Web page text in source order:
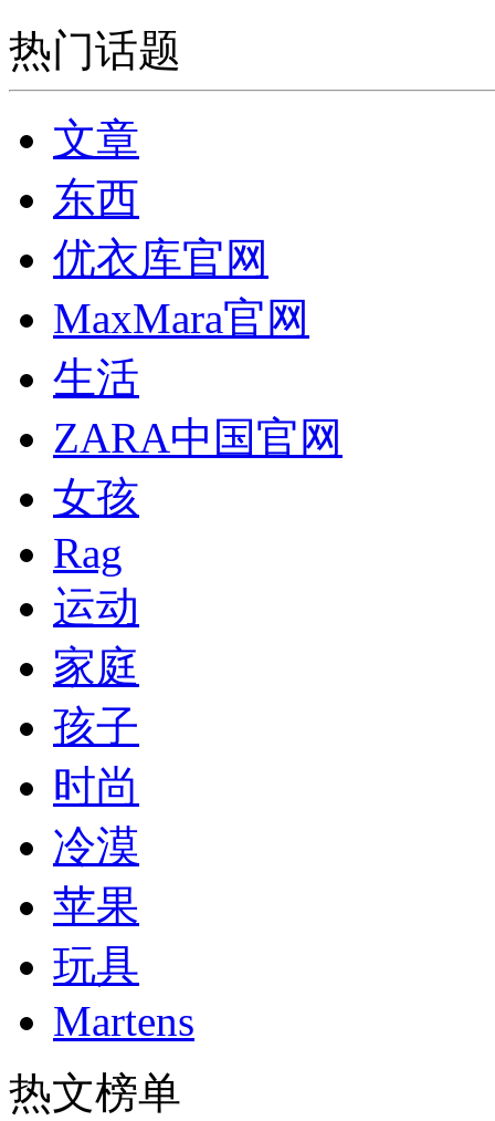
热门话题
文章
东西
优衣库官网
MaxMara官网
生活
ZARA中国官网
女孩
Rag
运动
家庭
孩子
时尚
冷漠
苹果
玩具
Martens
热文榜单